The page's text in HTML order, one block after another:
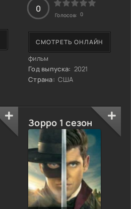
фильм
Год выпуска: 2021
Страна: США
СМОТРЕТЬ ОНЛАЙН
0
Голосов: 0
Зорро 1 сезон